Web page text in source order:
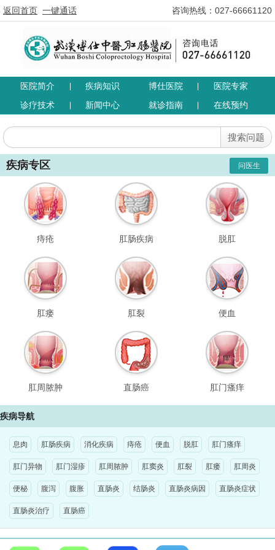
返回首页 一键通话 咨询热线：027-66661120
医院简介 疾病知识 博仕医院
医院专家
诊疗技术
新闻中心 就诊指南 在线预约
疾病专区 问医生
痔疮 肛肠疾病 脱肛
肛瘘 肛裂 便血
肛周脓肿 直肠癌 肛门瘙痒
疾病导航
息肉 肛肠疾病 消化疾病 痔疮 便血 脱肛 肛门瘙痒
肛门异物 肛门湿疹 肛周脓肿 肛窦炎 肛裂 肛瘘 肛周炎
便秘 腹泻 腹胀 直肠炎 结肠炎 直肠炎病因 直肠炎症状
直肠炎治疗 直肠癌